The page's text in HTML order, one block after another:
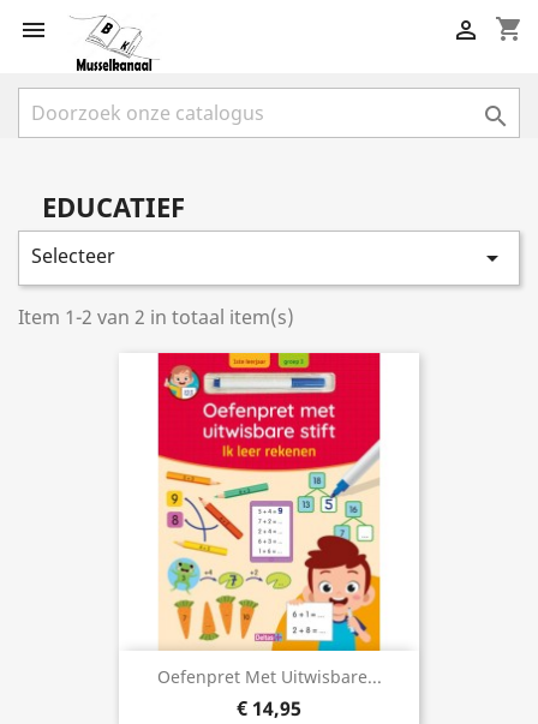
 shopping_cart


EDUCATIEF
Selecteer 
Item 1-2 van 2 in totaal item(s)
Oefenpret Met Uitwisbare...
€ 14,95